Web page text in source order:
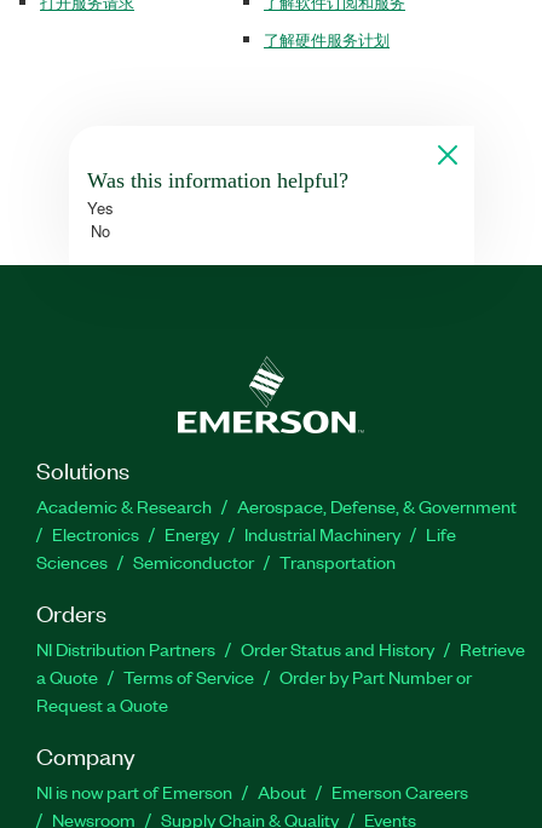
了解硬件服务计划
Was this information helpful?
Yes
No
Solutions
Academic & Research
Aerospace, Defense, & Government
Electronics
Energy Industrial Machinery
Life
Sciences
Semiconductor Transportation
Orders
NI Distribution Partners Order Status and History
Retrieve
a Quote
Terms of Service
Order by Part Number or
Request a Quote
Company
NI is now part of Emerson About
Emerson Careers
Newsroom
Supply Chain & Quality Events